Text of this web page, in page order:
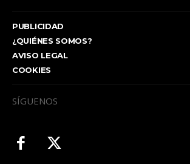
PUBLICIDAD
¿QUIÉNES SOMOS?
AVISO LEGAL
COOKIES
SÍGUENOS